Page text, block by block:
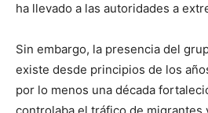
ha llevado a las autoridades a
Sin embargo, la presencia del
existe desde principios de los
por lo menos una década